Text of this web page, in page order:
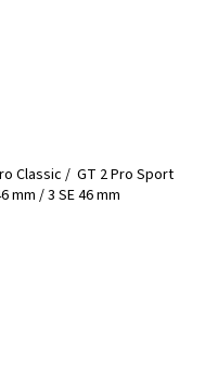
Classic / GT 2 Pro Sport
mm / 3 SE 46 mm